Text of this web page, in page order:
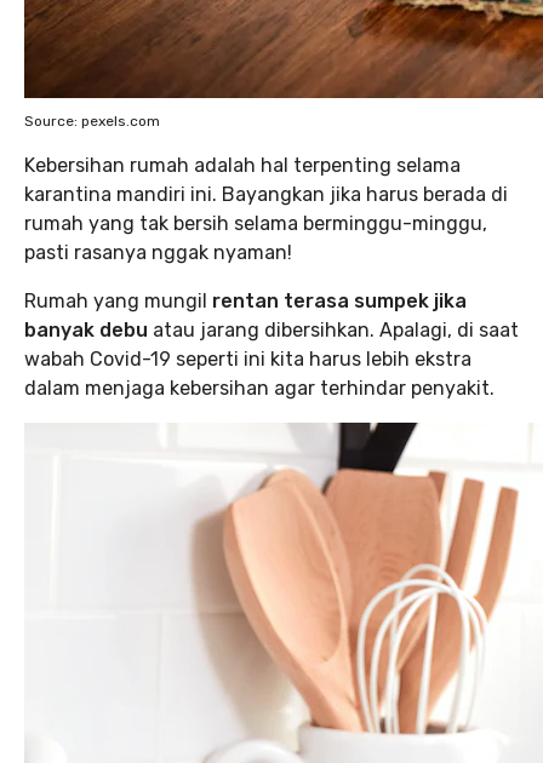
Source: pexels.com
Kebersihan rumah adalah hal terpenting selama
karantina mandiri ini. Bayangkan jika harus berada di
rumah yang tak bersih selama berminggu-minggu,
pasti rasanya nggak nyaman!
Rumah yang mungil rentan terasa sumpek jika
banyak debu atau jarang dibersihkan. Apalagi, di saat
wabah Covid-19 seperti ini kita harus lebih ekstra
dalam menjaga kebersihan agar terhindar penyakit.